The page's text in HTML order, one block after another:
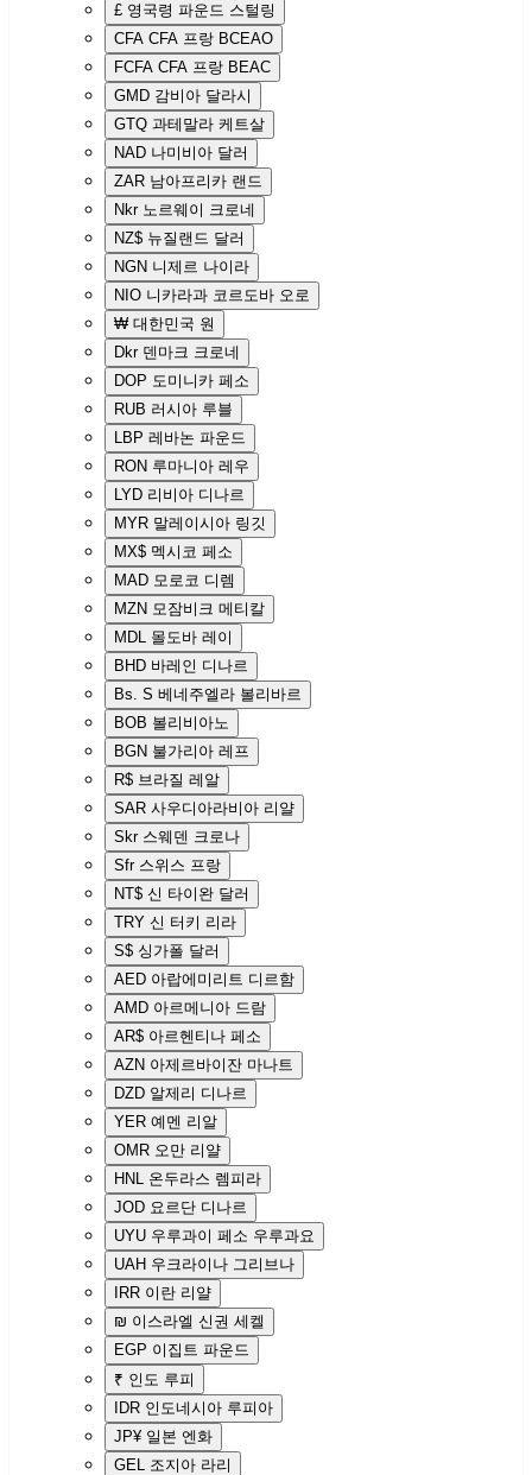
£ 영국령 파운드 스털링
CFA CFA 프랑 BCEAO
FCFA CFA 프랑 BEAC
GMD 감비아 달라시
GTQ 과테말라 케트살
NAD 나미비아 달러
ZAR 남아프리카 랜드
Nkr 노르웨이 크로네
NZ$ 뉴질랜드 달러
NGN 니제르 나이라
NIO 니카라과 코르도바 오로
₩ 대한민국 원
Dkr 덴마크 크로네
DOP 도미니카 페소
RUB 러시아 루블
LBP 레바논 파운드
RON 루마니아 레우
LYD 리비아 디나르
MYR 말레이시아 링깃
MX$ 멕시코 페소
MAD 모로코 디렘
MZN 모잠비크 메티칼
MDL 몰도바 레이
BHD 바레인 디나르
Bs. S 베네주엘라 볼리바르
BOB 볼리비아노
BGN 불가리아 레프
R$ 브라질 레알
SAR 사우디아라비아 리얄
Skr 스웨덴 크로나
Sfr 스위스 프랑
NT$ 신 타이완 달러
TRY 신 터키 리라
S$ 싱가폴 달러
AED 아랍에미리트 디르함
AMD 아르메니아 드람
AR$ 아르헨티나 페소
AZN 아제르바이잔 마나트
DZD 알제리 디나르
YER 예멘 리알
OMR 오만 리얄
HNL 온두라스 렘피라
JOD 요르단 디나르
UYU 우루과이 페소 우루과요
UAH 우크라이나 그리브나
IRR 이란 리얄
₪ 이스라엘 신권 세켈
EGP 이집트 파운드
₹ 인도 루피
IDR 인도네시아 루피아
JP¥ 일본 엔화
GEL 조지아 라리